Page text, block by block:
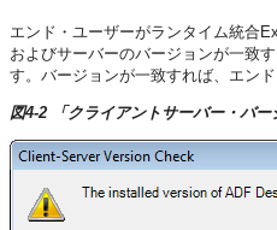
エンド・ユーザーがランタイム統合
およびサーバーのバージョンが一致
す。バージョンが一致すれば、エン
図4-2 「クライアントサーバー・バ